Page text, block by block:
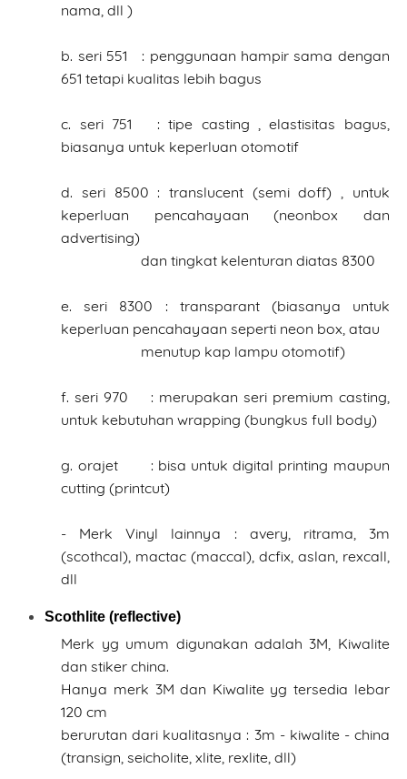
nama, dll )
b. seri 551 : penggunaan hampir sama dengan
651 tetapi kualitas lebih bagus
c. seri 751 : tipe casting , elastisitas bagus,
biasanya untuk keperluan otomotif
d. seri 8500 : translucent (semi doff) , untuk
keperluan pencahayaan (neonbox dan
advertising)
dan tingkat kelenturan diatas 8300
e. seri 8300 : transparant (biasanya untuk
keperluan pencahayaan seperti neon box, atau
menutup kap lampu otomotif)
f. seri 970 : merupakan seri premium casting,
untuk kebutuhan wrapping (bungkus full body)
g. orajet : bisa untuk digital printing maupun
cutting (printcut)
- Merk Vinyl lainnya : avery, ritrama, 3m
(scothcal), mactac (maccal), dcfix, aslan, rexcall,
dll
Scothlite (reflective)
Merk yg umum digunakan adalah 3M, Kiwalite
dan stiker china.
Hanya merk 3M dan Kiwalite yg tersedia lebar
120 cm
berurutan dari kualitasnya : 3m - kiwalite - china
(transign, seicholite, xlite, rexlite, dll)